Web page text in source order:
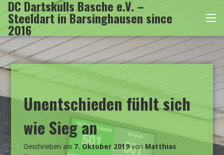
Zum
Inhalt
springen
DC Dartskulls Basche e.V. –
Steeldart in Barsinghausen since
2016
Unentschieden fühlt sich
wie Sieg an
Geschrieben am 7. Oktober 2019von Matthias